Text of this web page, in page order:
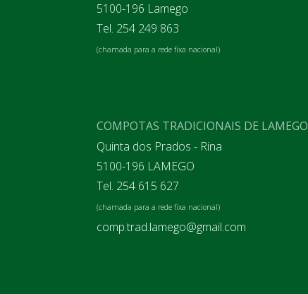
5100-196 Lamego
Tel. 254 249 863
(chamada para a rede fixa nacional)
COMPOTAS TRADICIONAIS DE LAMEGO
Quinta dos Prados - Rina
5100-196 LAMEGO
Tel. 254 615 627
(chamada para a rede fixa nacional)
comp.trad.lamego@gmail.com